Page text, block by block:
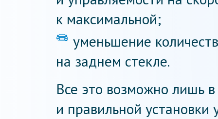
к максимальной;
уменьшение
на заднем стекле.
Все это возможно лишь
и правильной установки